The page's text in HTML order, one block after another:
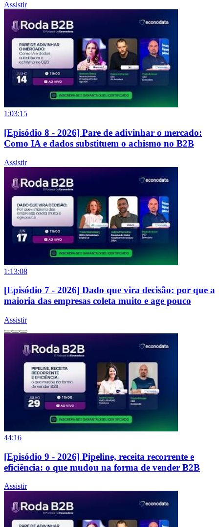
Assistir
1:03:15
[Episódio 8 - 2026] Pare de adivinhar o mercado:
Como IA e dados substituem o achismo no B2B
Assistir
1:13:08
[Episódio 7 - 2026] Dado que vira decisão: por que a
maioria das empresas coleta muito e age pouco
Assistir
44:16
[Episódio 9 - 2026] Pipeline, receita recorrente e
eficiência: o que mudou na forma de vender B2B
Assistir